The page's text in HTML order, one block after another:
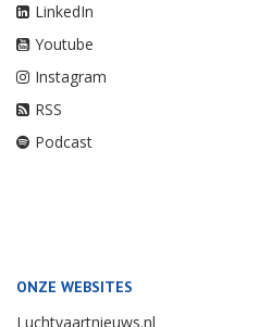
LinkedIn
Youtube
Instagram
RSS
Podcast
ONZE WEBSITES
Luchtvaartnieuws.nl